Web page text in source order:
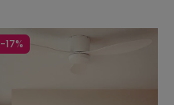
-17%